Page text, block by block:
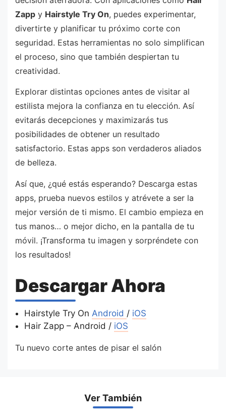
Zapp y Hairstyle Try On, puedes experimentar,
divertirte y planificar tu próximo corte con
seguridad. Estas herramientas no solo simplifican
el proceso, sino que también despiertan tu
creatividad.
Explorar distintas opciones antes de visitar al
estilista mejora la confianza en tu elección. Así
evitarás decepciones y maximizarás tus
posibilidades de obtener un resultado
satisfactorio. Estas apps son verdaderos aliados
de belleza.
Así que, ¿qué estás esperando? Descarga estas
apps, prueba nuevos estilos y atrévete a ser la
mejor versión de ti mismo. El cambio empieza en
tus manos… o mejor dicho, en la pantalla de tu
móvil. ¡Transforma tu imagen y sorpréndete con
los resultados!
Descargar Ahora
Hairstyle Try On Android / iOS
Hair Zapp – Android / iOS
Tu nuevo corte antes de pisar el salón
Ver También